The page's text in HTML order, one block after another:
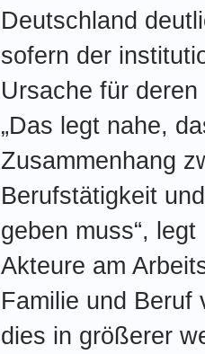
Deutschland
sofern der
Ursache für
„Das legt nahe,
Zusammenhang
Berufstätigkeit
geben muss“,
Akteure am
Familie und Beruf
dies in größerer